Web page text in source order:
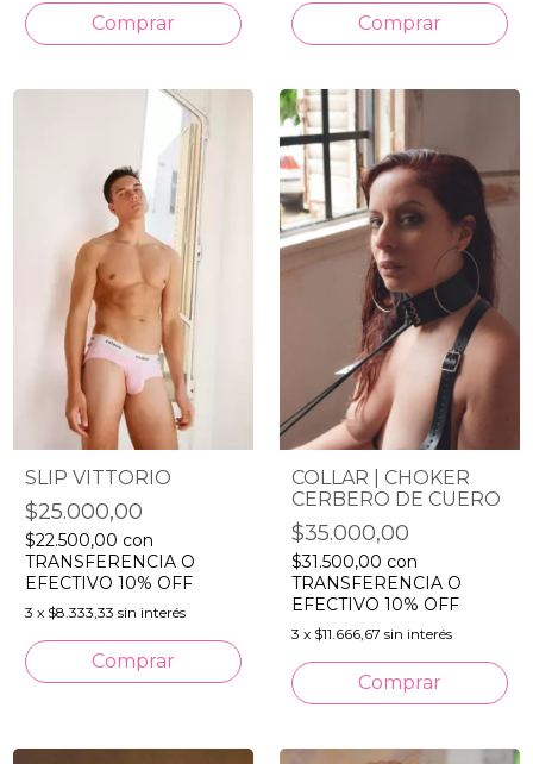
Comprar Comprar
SLIP VITTORIO
$25.000,00
$22.500,00 con
TRANSFERENCIA O
EFECTIVO 10% OFF
3 x $8.333,33 sin interés
Comprar
COLLAR | CHOKER
CERBERO DE CUERO
$35.000,00
$31.500,00 con
TRANSFERENCIA O
EFECTIVO 10% OFF
3 x $11.666,67 sin interés